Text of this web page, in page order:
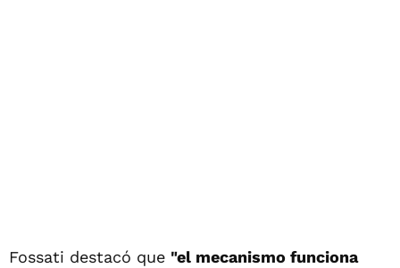
Fossati destacó que "el mecanismo funciona